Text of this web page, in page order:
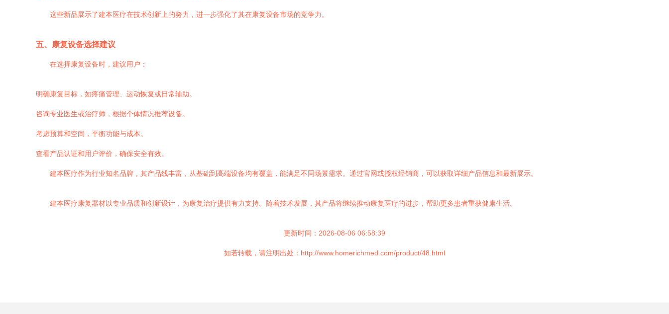
这些新品展示了建本医疗在技术创新上的努力，进一步强化了其在康复设备市场的竞争力。
五、康复设备选择建议
在选择康复设备时，建议用户：
明确康复目标，如疼痛管理、运动恢复或日常辅助。
咨询专业医生或治疗师，根据个体情况推荐设备。
考虑预算和空间，平衡功能与成本。
查看产品认证和用户评价，确保安全有效。
建本医疗作为行业知名品牌，其产品线丰富，从基础到高端设备均有覆盖，能满足不同场景需求。通过官网或授权经销商，可以获取详细产品信息和最新展示。
建本医疗康复器材以专业品质和创新设计，为康复治疗提供有力支持。随着技术发展，其产品将继续推动康复医疗的进步，帮助更多患者重获健康生活。
更新时间：2026-08-06 06:58:39
如若转载，请注明出处：http://www.homerichmed.com/product/48.html